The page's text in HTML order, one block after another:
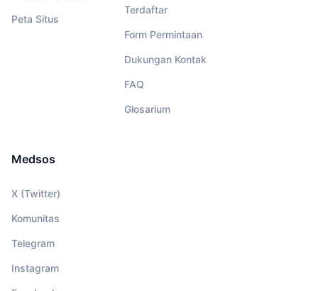
Peta Situs
Terdaftar
Form Permintaan
Dukungan Kontak
FAQ
Glosarium
Medsos
X (Twitter)
Komunitas
Telegram
Instagram